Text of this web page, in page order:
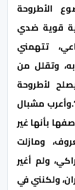
الأطروحة
قوية ضدي
تتهمني
وتقلل من
لأطروحة
مشبال
بأنها غير
ومازلت
ولم أغير
ولكنني في